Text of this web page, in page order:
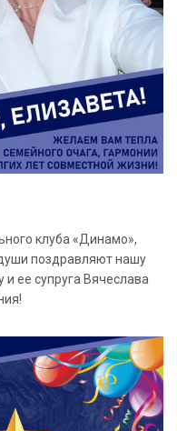
клуба «Динамо»,
поздравляют нашу
ее супруга Вячеслава